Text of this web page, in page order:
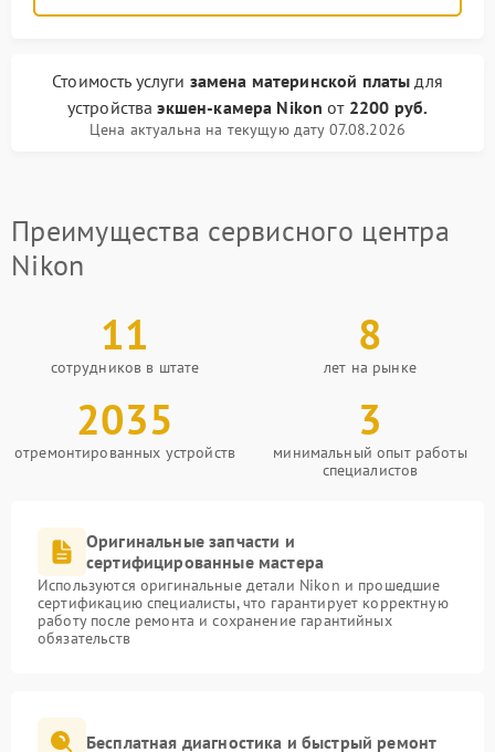
Стоимость услуги замена материнской платы для
устройстваэкшен-камера Nikon от 2200 руб.
Цена актуальна на текущую дату 07.08.2026
Преимущества сервисного центра
Nikon
11
сотрудников в штате
8
лет на рынке
2035
отремонтированных устройств
3
минимальный опыт работы
специалистов
Оригинальные запчасти и
сертифицированные мастера
Используются оригинальные детали Nikon и прошедшие
сертификацию специалисты, что гарантирует корректную
работу после ремонта и сохранение гарантийных
обязательств
Бесплатная диагностика и быстрый ремонт